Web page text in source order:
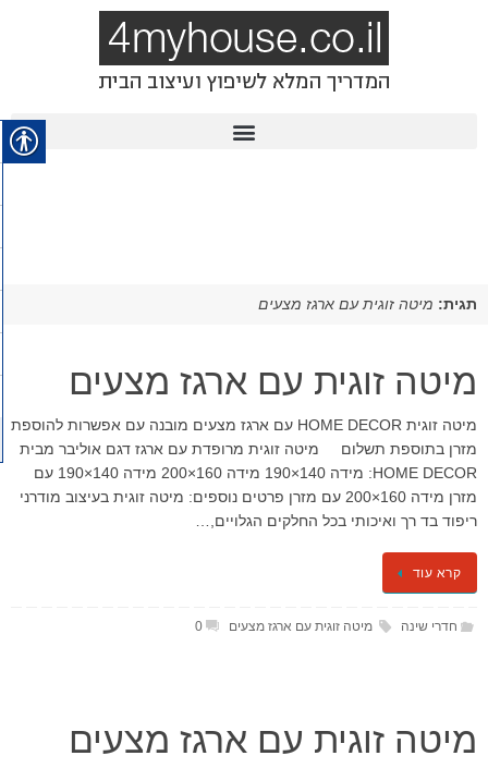
תגית: מיטה זוגית עם ארגז מצעים
מיטה זוגית עם ארגז מצעים
מיטה זוגית HOME DECOR עם ארגז מצעים מובנה עם אפשרות להוספת
מזרן בתוספת תשלום מיטה זוגית מרופדת עם ארגז דגם אוליבר מבית
HOME DECOR: מידה 140×190 מידה 160×200 מידה 140×190 עם
מזרן מידה 160×200 עם מזרן פרטים נוספים: מיטה זוגית בעיצוב מודרני
ריפוד בד רך ואיכותי בכל החלקים הגלויים,…
קרא עוד
חדרי שינה מיטה זוגית עם ארגז מצעים 0
מיטה זוגית עם ארגז מצעים